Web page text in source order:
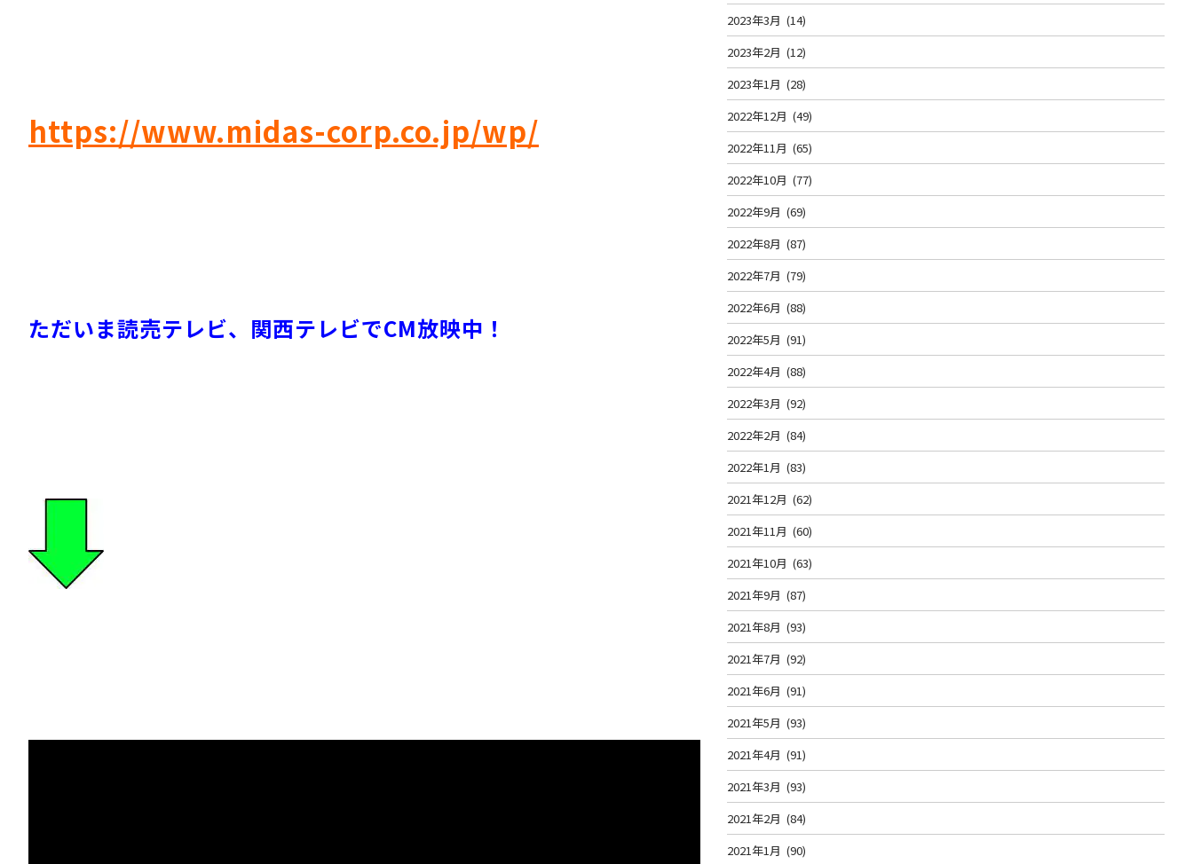
https://www.midas-corp.co.jp/wp/
ただいま読売テレビ、関西テレビでCM放映中！
2023年3月 (14)
2023年2月 (12)
2023年1月 (28)
2022年12月 (49)
2022年11月 (65)
2022年10月 (77)
2022年9月 (69)
2022年8月 (87)
2022年7月 (79)
2022年6月 (88)
2022年5月 (91)
2022年4月 (88)
2022年3月 (92)
2022年2月 (84)
2022年1月 (83)
2021年12月 (62)
2021年11月 (60)
2021年10月 (63)
2021年9月 (87)
2021年8月 (93)
2021年7月 (92)
2021年6月 (91)
2021年5月 (93)
2021年4月 (91)
2021年3月 (93)
2021年2月 (84)
2021年1月 (90)